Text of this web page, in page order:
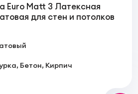
Euro Matt 3 Латексная
для стен и потолков
Бетон, Кирпич